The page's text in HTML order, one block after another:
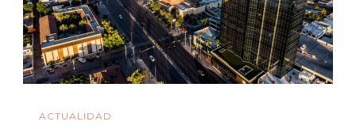
Piensa”:
Siembra
Y
Cosecha
ACTUALIDAD